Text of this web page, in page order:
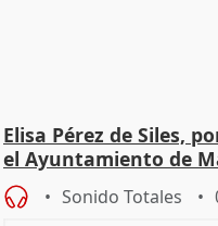
Elisa Pérez de Siles,
el Ayuntamiento de
Sonido Totales